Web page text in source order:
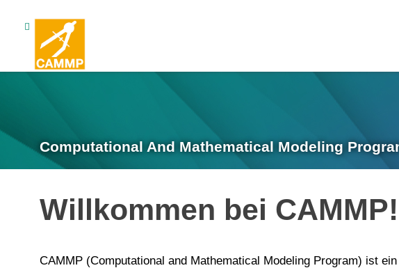
Computational And Mathematical Modeling
Willkommen bei CAMMP!
CAMMP (Computational and Mathematical Modeling Program) ist